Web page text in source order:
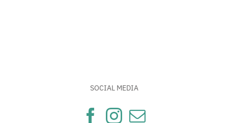
SOCIAL MEDIA